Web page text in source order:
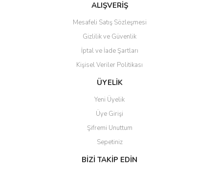
ALIŞVERİŞ
Mesafeli Satış Sözleşmesi
Gizlilik ve Güvenlik
İptal ve İade Şartları
Kişisel Veriler Politikası
ÜYELİK
Yeni Üyelik
Üye Girişi
Şifremi Unuttum
Sepetiniz
BİZİ TAKİP EDİN